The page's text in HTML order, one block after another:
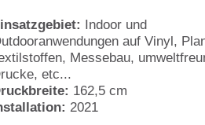
Indoor und
auf Vinyl,
Messebau,
etc...
162,5 cm
2021